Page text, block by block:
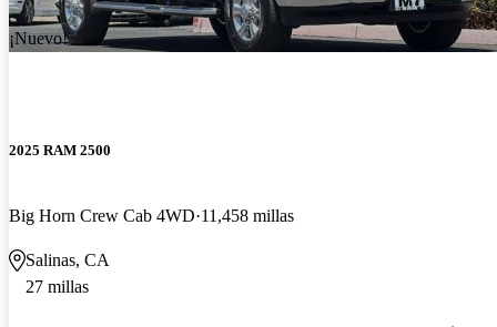
¡Nuevo!
2025 RAM 2500
Big Horn Crew Cab 4WD 11,458 millas
Salinas, CA
27 millas